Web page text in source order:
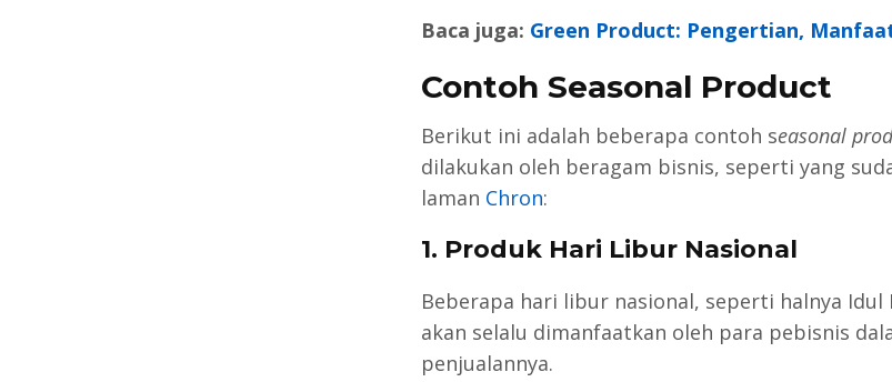
Baca juga: Green Product: Pengertian,
Contoh Seasonal Product
Berikut ini adalah beberapa contoh seasonal
dilakukan oleh beragam bisnis, seperti yang
laman Chron:
1. Produk Hari Libur Nasional
Beberapa hari libur nasional, seperti halnya
akan selalu dimanfaatkan oleh para pebisnis
penjualannya.